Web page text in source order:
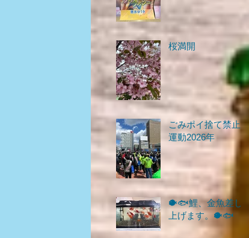
桜満開
ごみポイ捨て禁止
運動2026年
🐡🐟鯉、金魚差し
上げます。🐡🐟